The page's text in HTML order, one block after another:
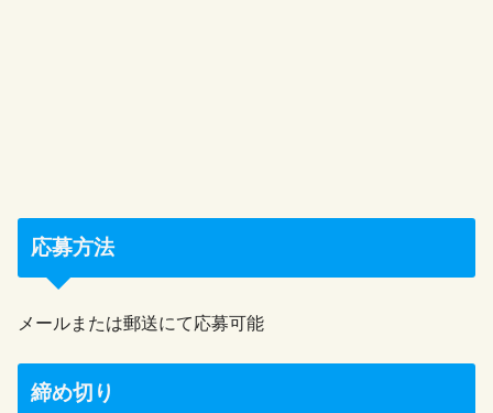
応募方法
メールまたは郵送にて応募可能
締め切り